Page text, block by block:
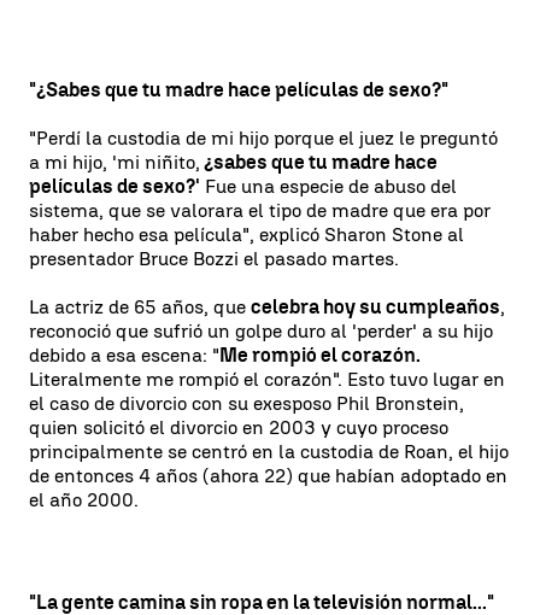
"¿Sabes que tu madre hace películas de sexo?"
"Perdí la custodia de mi hijo porque el juez le preguntó
a mi hijo, 'mi niñito, ¿sabes que tu madre hace
películas de sexo?' Fue una especie de abuso del
sistema, que se valorara el tipo de madre que era por
haber hecho esa película", explicó Sharon Stone al
presentador Bruce Bozzi el pasado martes.
La actriz de 65 años, que celebra hoy su cumpleaños,
reconoció que sufrió un golpe duro al 'perder' a su hijo
debido a esa escena: "Me rompió el corazón.
Literalmente me rompió el corazón". Esto tuvo lugar en
el caso de divorcio con su exesposo Phil Bronstein,
quien solicitó el divorcio en 2003 y cuyo proceso
principalmente se centró en la custodia de Roan, el hijo
de entonces 4 años (ahora 22) que habían adoptado en
el año 2000.
"La gente camina sin ropa en la televisión normal..."